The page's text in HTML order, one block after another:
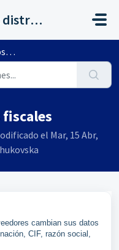
Servicios al canal de distribución de AHORA
fiscales
el Mar, 15 Abr,
cambian sus datos
CIF, razón social,